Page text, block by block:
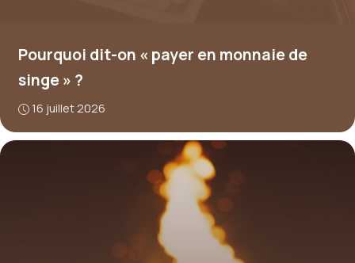
Pourquoi dit-on « payer en monnaie de
singe » ?
16 juillet 2026